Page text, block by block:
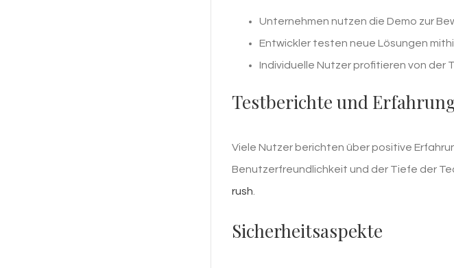
Unternehmen nutzen die Demo zur
Entwickler testen neue Lösungen
Individuelle Nutzer profitieren von der
Testberichte und
Viele Nutzer berichten über positive
Benutzerfreundlichkeit und der Tiefe der
rush
Sicherheitsaspekte